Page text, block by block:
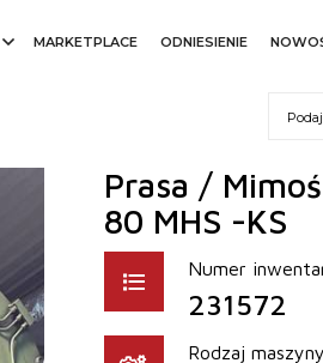
MARKETPLACE ODNIESIENIE
Prasa /
80 MHS -KS
Numer
231572
Rodzaj maszyny